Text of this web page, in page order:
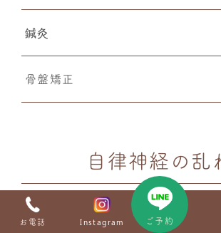
お電話 Instagram ご予約
鍼灸
骨盤矯正
自律神経の乱
鍼灸